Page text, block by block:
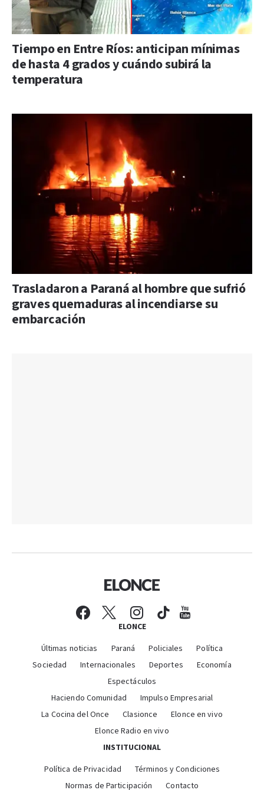
Tiempo en Entre Ríos: anticipan mínimas
de hasta 4 grados y cuándo subirá la
temperatura
Trasladaron a Paraná al hombre que sufrió
graves quemaduras al incendiarse su
embarcación
ELONCE
Últimas noticias Paraná Policiales
Política
Sociedad
Internacionales Deportes
Economía
Espectáculos
Haciendo Comunidad
Impulso Empresarial
La Cocina del Once
Clasionce
Elonce en vivo
Elonce Radio en vivo
INSTITUCIONAL
Política de Privacidad
Términos y Condiciones
Normas de Participación
Contacto